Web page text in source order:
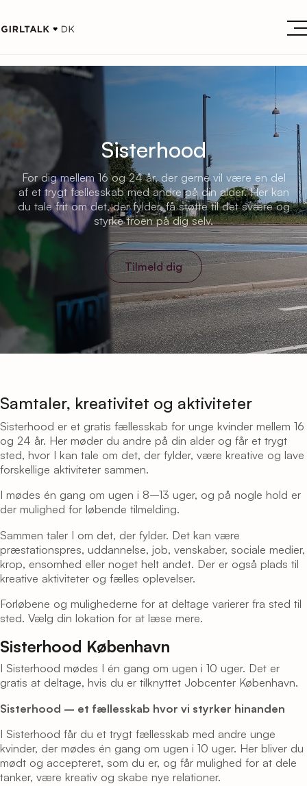
Sisterhood
For dig mellem 16 og 24 år, der gerne vil være en del
af et trygt fællesskab med andre på din alder. Her kan
du tale frit om det, der fylder, få støtte til det svære og
styrke troen på dig selv.
Tilmeld dig
Samtaler, kreativitet og aktiviteter
Sisterhood er et gratis fællesskab for unge kvinder mellem 16
og 24 år. Her møder du andre på din alder og får et trygt
sted, hvor I kan tale om det, der fylder, være kreative og lave
forskellige aktiviteter sammen.
I mødes én gang om ugen i 8–13 uger, og på nogle hold er
der mulighed for løbende tilmelding.
Sammen taler I om det, der fylder. Det kan være
præstationspres, uddannelse, job, venskaber, sociale medier,
krop, ensomhed eller noget helt andet. Der er også plads til
kreative aktiviteter og fælles oplevelser.
Forløbene og mulighederne for at deltage varierer fra sted til
sted. Vælg din lokation for at læse mere.
Sisterhood København
I Sisterhood mødes I én gang om ugen i 10 uger. Det er
gratis at deltage, hvis du er tilknyttet Jobcenter København.
Sisterhood – et fællesskab hvor vi styrker hinanden
I Sisterhood får du et trygt fællesskab med andre unge
kvinder, der mødes én gang om ugen i 10 uger. Her bliver du
mødt og accepteret, som du er, og får mulighed for at dele
tanker, være kreativ og skabe nye relationer.